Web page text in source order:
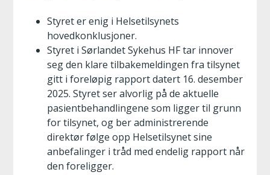
Styret er enig i Helsetilsynets
hovedkonklusjoner.
Styret i Sørlandet Sykehus HF tar innover
seg den klare tilbakemeldingen fra tilsynet
gitt i foreløpig rapport datert 16. desember
2025. Styret ser alvorlig på de aktuelle
pasientbehandlingene som ligger til grunn
for tilsynet, og ber administrerende
direktør følge opp Helsetilsynet sine
anbefalinger i tråd med endelig rapport når
den foreligger.